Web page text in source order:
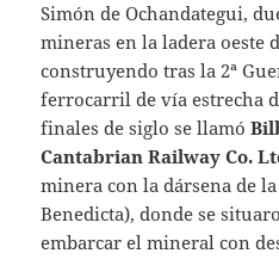
Simón de Ochandategui,
mineras en la ladera oeste
construyendo tras la 2ª
ferrocarril de vía estrecha
finales de siglo se llamó
Cantabrian Railway Co.
minera con la dársena de la
Benedicta), donde se
embarcar el mineral con